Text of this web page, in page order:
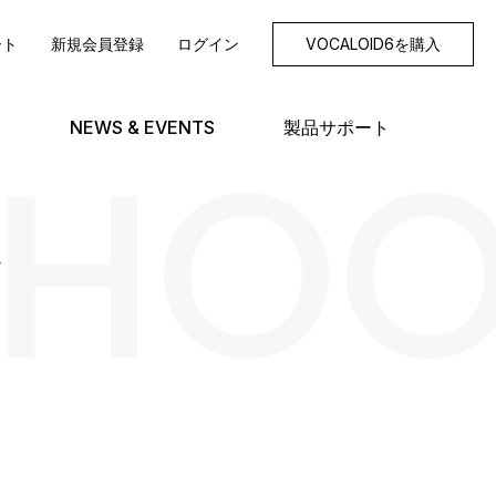
新規会員登録 ログイン VOCALOID6を購入
NEWS & EVENTS 製品サポート